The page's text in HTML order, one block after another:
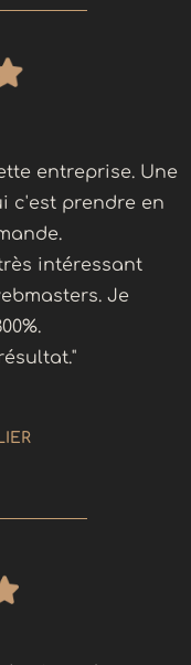
entreprise. Une
c'est prendre en
intéressant
Je